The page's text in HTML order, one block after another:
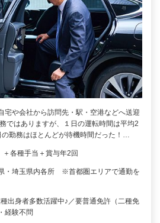
宅や会社から訪問先・駅・空港などへ送迎
ではありますが、１日の運転時間は平均2
の勤務はほとんどが待機時間だった！…
各種手当＋賞与年2回
・埼玉県内各所 ※首都圏エリアで通勤を
出身者多数活躍中♪／要普通免許（二種免
経験不問